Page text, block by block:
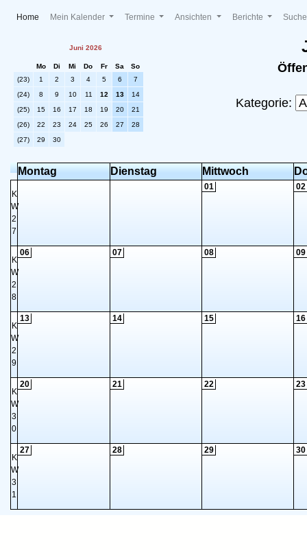
Home (current)
Mein Kalender Termine Ansichten Berichte
Juni 2026
Mo Di Mi Do Fr Sa
So
(23)
1 2 3 4 5 6
7
(24)
8 9 10 11 12 13
14
(25)
15 16 17 18 19 20
21
(26)
22 23 24 25 26 27
28
(27)
29 30
Kategorie:
Montag Dienstag Mittwoch
K
W
2
7
01 02
K
W
2
8
06 07 08 09
K
W
2
9
13 14 15 16
K
W
3
0
20 21 22 23
K
W
3
1
27 28 29 30